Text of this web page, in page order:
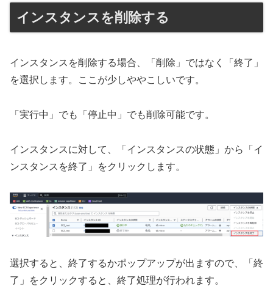
インスタンスを削除する
インスタンスを削除する場合、「削除」ではなく「終了」
を選択します。ここが少しややこしいです。
「実行中」でも「停止中」でも削除可能です。
インスタンスに対して、「インスタンスの状態」から「イ
ンスタンスを終了」をクリックします。
選択すると、終了するかポップアップが出ますので、「終
了」をクリックすると、終了処理が行われます。